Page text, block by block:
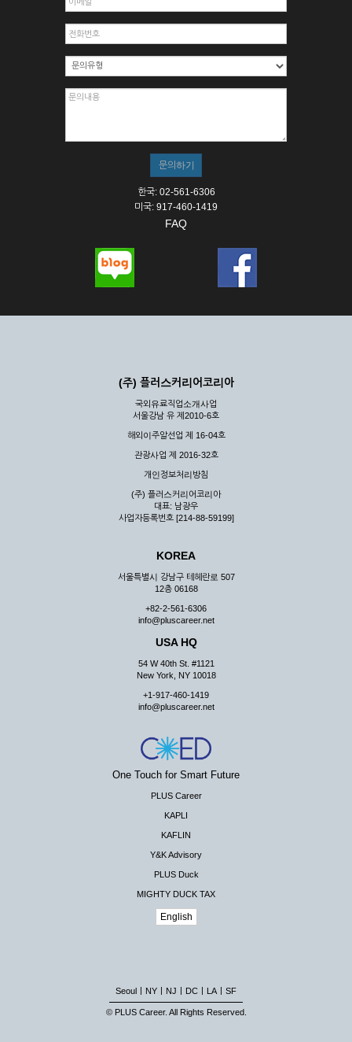
한국: 02-561-6306
미국: 917-460-1419
FAQ
(주) 플러스커리어코리아
국외유료직업소개사업
서울강남 유 제2010-6호
해외이주알선업 제 16-04호
관광사업 제 2016-32호
개인정보처리방침
(주) 플러스커리어코리아
대표: 남광우
사업자등록번호 [214-88-59199]
KOREA
서울특별시 강남구 테헤란로 507
12층 06168
+82-2-561-6306
info@pluscareer.net
USA HQ
54 W 40th St. #1121
New York, NY 10018
+1-917-460-1419
info@pluscareer.net
One Touch for Smart Future
PLUS Career
KAPLI
KAFLIN
Y&K Advisory
PLUS Duck
MIGHTY DUCK TAX
English
Seoul NY NJ DC LA SF
© PLUS Career. All Rights Reserved.